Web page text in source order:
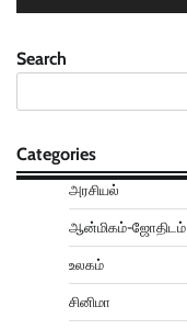
Search
Categories
அரசியல்
ஆன்மிகம்-ஜோதிடம்
உலகம்
சினிமா